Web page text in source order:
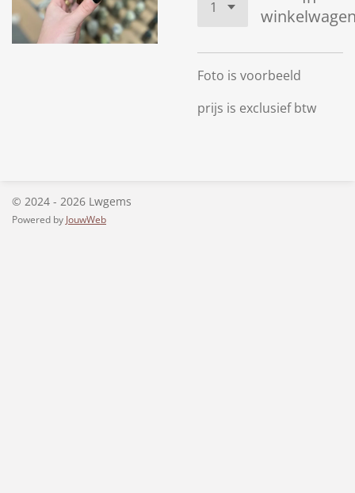
Foto is voorbeeld
prijs is exclusief btw
© 2024 - 2026 Lwgems
Powered by JouwWeb